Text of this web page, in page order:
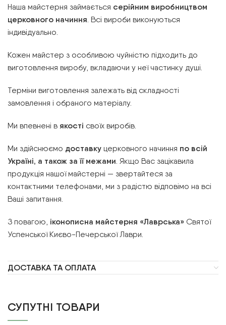
Наша майстерня займається серійним виробництвом
церковного начиння. Всі вироби виконуються
індивідуально.
Кожен майстер з особливою чуйністю підходить до
виготовлення виробу, вкладаючи у неї частинку душі.
Терміни виготовлення залежать від складності
замовлення і обраного матеріалу.
Ми впевнені в якості своїх виробів.
Ми здійснюємо доставку церковного начиння по всій
Україні, а також за її межами. Якщо Вас зацікавила
продукція нашої майстерні — звертайтеся за
контактними телефонами, ми з радістю відповімо на всі
Ваші запитання.
З повагою, іконописна майстерня «Лаврська» Святої
Успенської Києво-Печерської Лаври.
ДОСТАВКА ТА ОПЛАТА
СУПУТНІ ТОВАРИ